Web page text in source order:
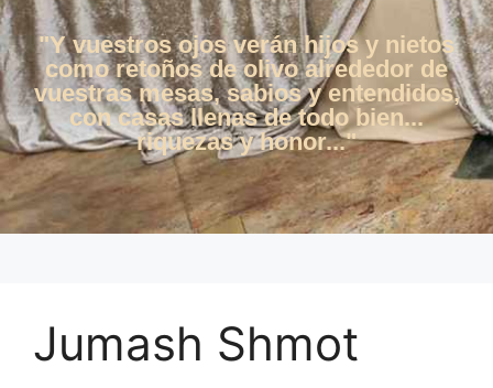
"Y vuestros ojos verán hijos y nietos
como retoños de olivo alrededor de
vuestras mesas, sabios y entendidos,
con casas llenas de todo bien...
riquezas y honor..."
Jumash Shmot